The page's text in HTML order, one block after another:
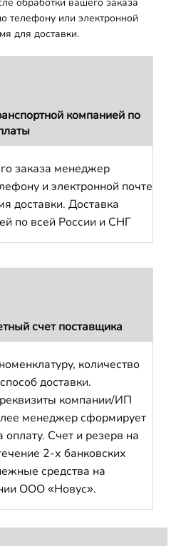
телефону или электронной
для доставки.
компанией по
заказа менеджер
и электронной почте
доставки. Доставка
по всей России и СНГ
счет поставщика
количество
доставки.
компании/ИП
менеджер сформирует
Счет и резерв на
2-х банковских
средства на
ООО «Новус».